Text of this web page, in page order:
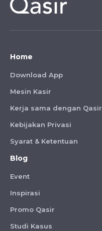
Home
Download App
Mesin Kasir
Kerja sama dengan Qasir
Kebijakan Privasi
Syarat & Ketentuan
Blog
Event
Inspirasi
Promo Qasir
Studi Kasus